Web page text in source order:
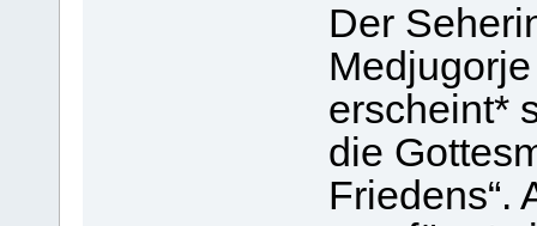
Der
erscheint*
die
Friedens“.